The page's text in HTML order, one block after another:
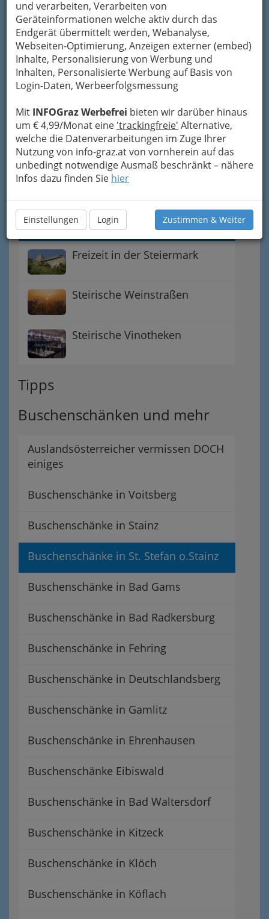
und verarbeiten, Verarbeiten von
Geräteinformationen welche aktiv durch das
Endgerät übermittelt werden, Webanalyse,
Webseiten-Optimierung, Anzeigen externer (embed)
Inhalte, Personalisierung von Werbung und
Inhalten, Personalisierte Werbung auf Basis von
Login-Daten, Werbeerfolgsmessung
Mit INFOGraz Werbefrei bieten wir darüber hinaus
um € 4,99/Monat eine 'trackingfreie' Alternative,
welche die Datenverarbeitungen im Zuge Ihrer
Nutzung von info-graz.at von vornherein auf das
unbedingt notwendige Ausmaß beschränkt – nähere
Infos dazu finden Sie hier
Einstellungen Login Zustimmen & Weiter
Hoamat - Steiermark
Lederhosen
Bio Produkte aus der
Steiermark
Buschenschank
Freizeit in der Steiermark
Steirische Weinstraßen
Steirische Vinotheken
Tipps
Buschenschänken und mehr
Auslandsösterreicher vermissen DOCH
einiges
Buschenschänke in Voitsberg
Buschenschänke in Stainz
Buschenschänke in St. Stefan o.Stainz
Buschenschänke in Bad Gams
Buschenschänke in Bad Radkersburg
Buschenschänke in Fehring
Buschenschänke in Deutschlandsberg
Buschenschänke in Gamlitz
Buschenschänke in Ehrenhausen
Buschenschänke Eibiswald
Buschenschänke in Bad Waltersdorf
Buschenschänke in Kitzeck
Buschenschänke in Klöch
Buschenschänke in Köflach